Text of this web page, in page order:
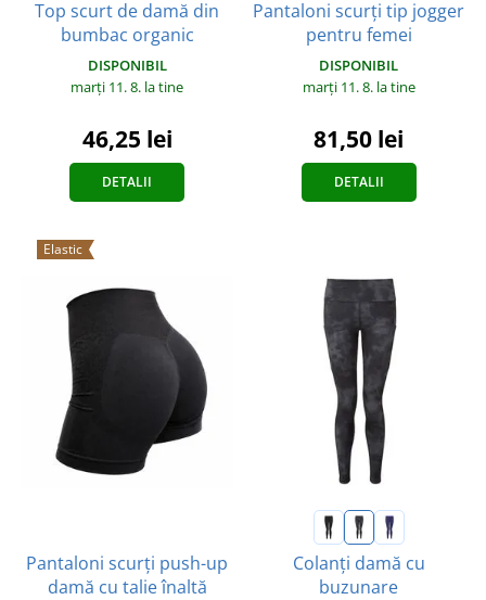
Top scurt de damă din
bumbac organic
DISPONIBIL
marți 11. 8. la tine
46,25 lei
DETALII
Pantaloni scurți tip jogger
pentru femei
DISPONIBIL
marți 11. 8. la tine
81,50 lei
DETALII
Elastic
Pantaloni scurți push-up
damă cu talie înaltă
Colanți damă cu
buzunare